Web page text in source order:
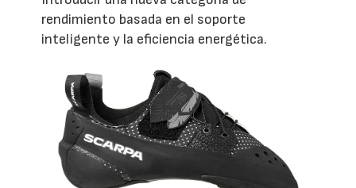
rendimiento basada en el soporte
inteligente y la eficiencia energética.